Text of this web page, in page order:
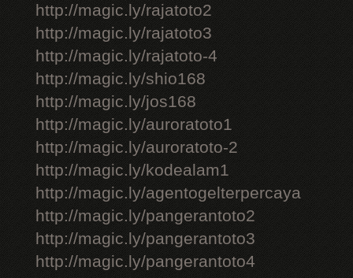
http://magic.ly/rajatoto2
http://magic.ly/rajatoto3
http://magic.ly/rajatoto-4
http://magic.ly/shio168
http://magic.ly/jos168
http://magic.ly/auroratoto1
http://magic.ly/auroratoto-2
http://magic.ly/kodealam1
http://magic.ly/agentogelterpercaya
http://magic.ly/pangerantoto2
http://magic.ly/pangerantoto3
http://magic.ly/pangerantoto4